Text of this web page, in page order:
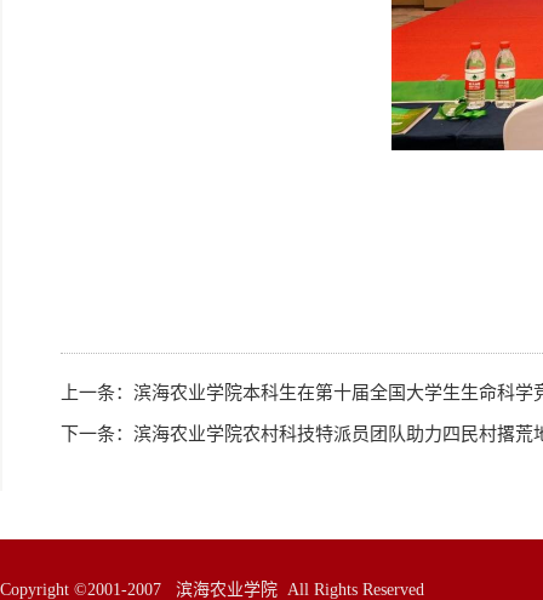
上一条： 滨海农业学院本科生在第十届全国大学生生命科学
下一条： 滨海农业学院农村科技特派员团队助力四民村撂荒
Copyright ©2001-2007 滨海农业学院 All Rights Reserved